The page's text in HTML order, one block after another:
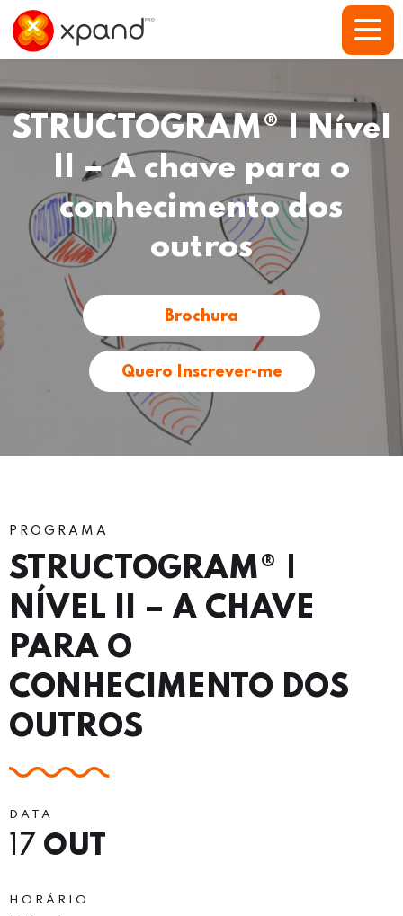
STRUCTOGRAM® | Nível
II – A chave para o
conhecimento dos
outros
Brochura
Quero Inscrever-me
PROGRAMA
STRUCTOGRAM® |
NÍVEL II – A CHAVE
PARA O
CONHECIMENTO DOS
OUTROS
DATA
17 OUT
HORÁRIO